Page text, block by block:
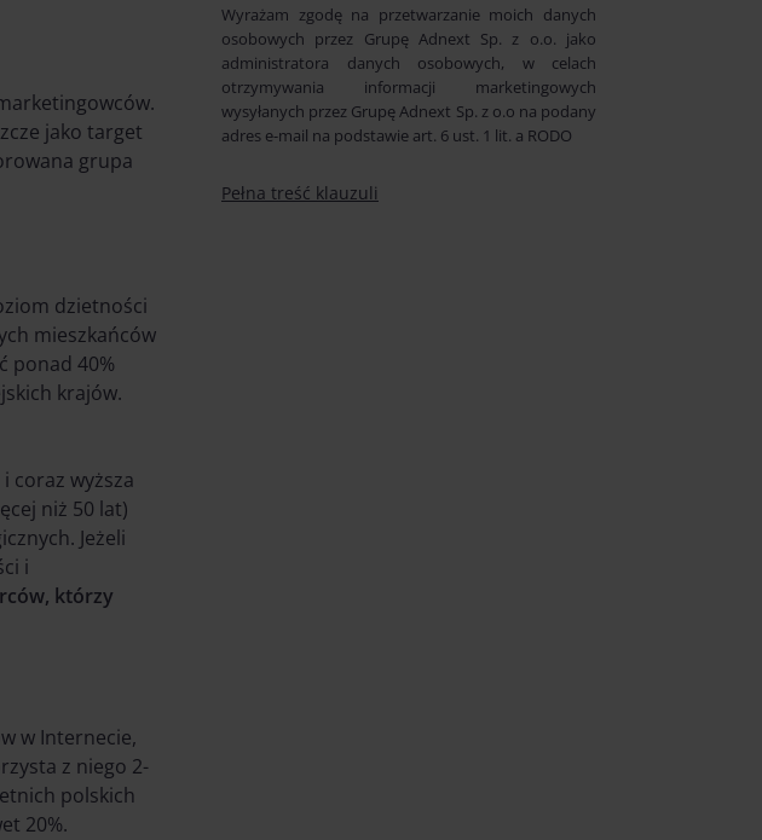
jako target
grupa
dzietności
mieszkańców
ponad 40%
krajów.
coraz wyższa
niż 50 lat)
Jeżeli
i
którzy
w Internecie,
z niego 2-
polskich
20%.
Wyrażam zgodę na przetwarzanie moich danych
osobowych przez Grupę Adnext Sp. z o.o. jako
administratora danych osobowych, w celach
otrzymywania informacji marketingowych
wysyłanych przez Grupę Adnext Sp. z o.o na podany
adres e-mail na podstawie art. 6 ust. 1 lit. a RODO
Pełna treść klauzuli